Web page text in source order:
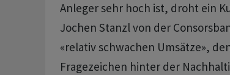
Anleger sehr hoch ist, droht ein
Jochen Stanzl von der
«relativ schwachen Umsätze»,
Fragezeichen hinter der